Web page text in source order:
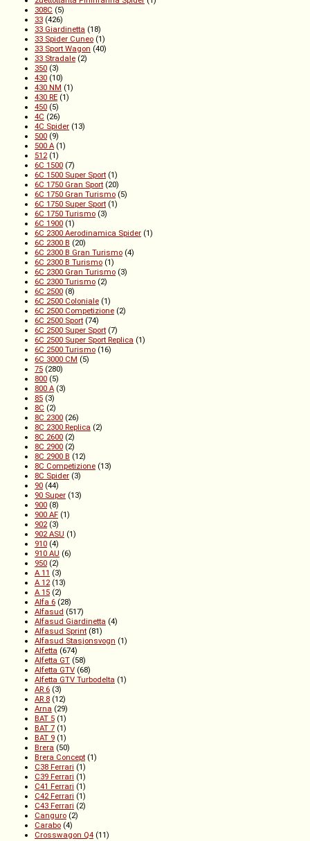
308C (5)
33 (426)
33 Giardinetta (18)
33 Spider Cuneo (1)
33 Sport Wagon (40)
33 Stradale (2)
350 (3)
430 (10)
430 NM (1)
430 RE (1)
450 (5)
4C (26)
4C Spider (13)
500 (9)
500 A (1)
512(1)
6C 1500 (7)
6C 1500 Super Sport (1)
6C 1750 Gran Sport (20)
6C 1750 Gran Turismo (5)
6C 1750 Super Sport (1)
6C 1750 Turismo (3)
6C 1900 (1)
6C 2300 Aerodinamica Spider (1)
6C 2300 B (20)
6C 2300 B Gran Turismo (4)
6C 2300 B Turismo (1)
6C 2300 Gran Turismo (3)
6C 2300 Turismo (2)
6C 2500 (8)
6C 2500 Coloniale (1)
6C 2500 Competizione (2)
6C 2500 Sport (74)
6C 2500 Super Sport (7)
6C 2500 Super Sport Replica (1)
6C 2500 Turismo (16)
6C 3000 CM (5)
75 (280)
800 (5)
800 A (3)
85 (3)
8C (2)
8C 2300 (26)
8C 2300 Replica (2)
8C 2600 (2)
8C 2900 (2)
8C 2900 B (12)
8C Competizione (13)
8C Spider (3)
90 (44)
90 Super (13)
900 (8)
900 AF (1)
902(3)
902 ASU (1)
910 (4)
910 AU (6)
950 (2)
A 11 (3)
A 12(13)
A 15 (2)
Alfa 6 (28)
Alfasud (517)
Alfasud Giardinetta (4)
Alfasud Sprint (81)
Alfasud Stasjonsvogn (1)
Alfetta (674)
Alfetta GT (58)
Alfetta GTV (68)
Alfetta GTV Turbodelta (1)
AR 6 (3)
AR 8 (12)
Arna (29)
BAT 5 (1)
BAT 7 (1)
BAT 9 (1)
Brera (50)
Brera Concept (1)
C38 Ferrari (1)
C39 Ferrari (1)
C41 Ferrari (1)
C42 Ferrari (1)
C43 Ferrari (2)
Canguro (2)
Carabo (4)
Crosswagon Q4 (11)